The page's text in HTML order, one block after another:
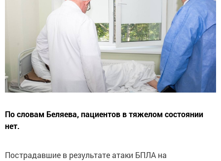
По словам Беляева, пациентов в тяжелом состоянии
нет.
Пострадавшие в результате атаки БПЛА на